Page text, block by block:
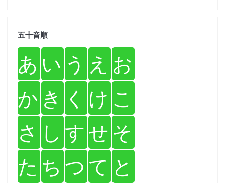
五十音順
あ い う え お
か き く け こ
さ し すせ そ
た ち つ て と